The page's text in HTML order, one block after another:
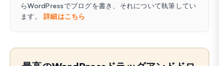
らWordPressでブログを書き、それについて執筆してい
ます。 詳細はこちら